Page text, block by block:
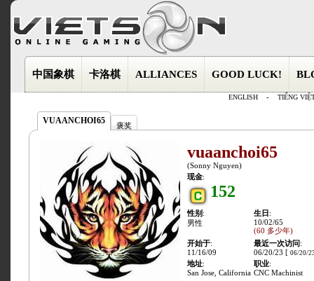
中国象棋 卡洛棋 ALLIANCES GOOD LUCK!
ENGLISH - TIẾNG
VUAANCHOI65
褒奖
vuaanchoi65
(Sonny Nguyen)
现金:
152
性别 :
男性
生日 :
10/02/65
(60 多少年)
开始于:
11/16/09
最近一次访问 :
06/20/23 [ 06/20/
地址:
San Jose, California
职业:
CNC Machinist